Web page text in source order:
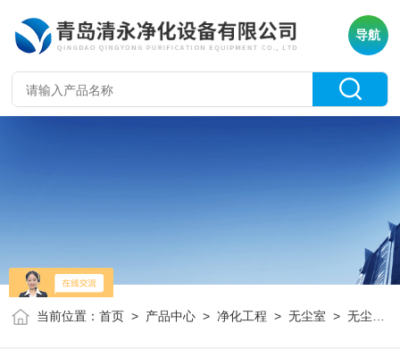
导航
当前位置：首页 > 产品中心 >净化工程 >无尘室 > 无尘室 无尘车间设计